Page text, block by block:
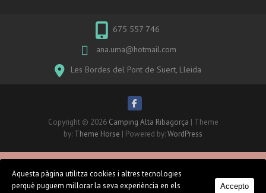
675 557 746
ana.uma@hotmail.com
Les Bordes del Pont de Suert, Lleida
Copyright © 2026 Camping Alta Ribagorça | Theme
by: Theme Horse | Powered by:WordPress
Aquesta pàgina utilitza cookies i altres tecnologies
perquè puguem millorar la seva experiència en els
Accepto